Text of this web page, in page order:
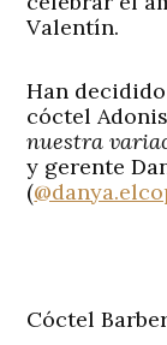
Valentín.
Han
cóctel
nuestra
y gerente
(
Cóctel